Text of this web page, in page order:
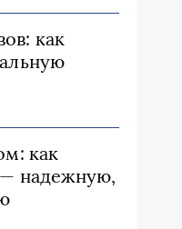
как
как
надежную,